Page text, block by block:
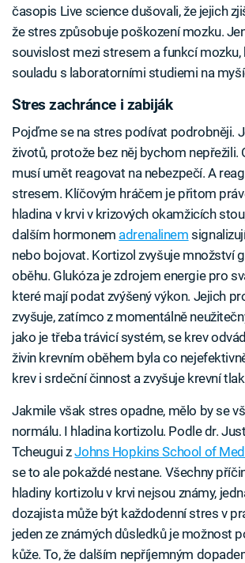
časopis Live science dušovali, že jejich
že stres způsobuje poškození mozku.
souvislost mezi stresem a funkcí mozku,
souladu s laboratorními studiemi na
Stres zachránce i zabiják
Pojďme se na stres podívat podrobněji.
životů, protože bez něj bychom
musí umět reagovat na nebezpečí. A
stresem. Klíčovým hráčem je přitom
hladina v krvi v krizových okamžicích
dalším hormonem adrenalinem
nebo bojovat. Kortizol zvyšuje množství
oběhu. Glukóza je zdrojem energie pro
které mají podat zvýšený výkon. Jejich
zvyšuje, zatímco z momentálně
jako je třeba trávicí systém, se krev
živin krevním oběhem byla co
krev i srdeční činnost a zvyšuje krevní
Jakmile však stres opadne, mělo by se
normálu. I hladina kortizolu. Podle dr.
Tcheugui zJohns Hopkins School of
se to ale pokaždé nestane. Všechny
hladiny kortizolu v krvi nejsou známy,
dozajista může být každodenní stres v
jeden ze známých důsledků je možnost
kůže. To, že dalším nepříjemným